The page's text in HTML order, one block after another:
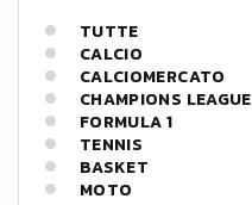
TUTTE
CALCIO
CALCIOMERCATO
CHAMPIONS LEAGUE
FORMULA 1
TENNIS
BASKET
MOTO